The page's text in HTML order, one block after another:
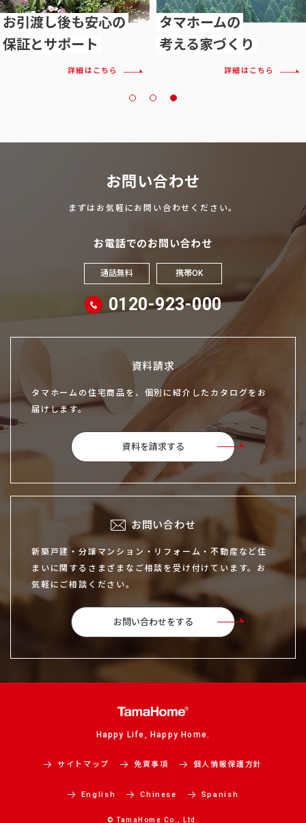
お引渡し後も安心の
保証とサポート
詳細はこちら
タマホームの
考える家づくり
詳細はこちら
お問い合わせ
まずはお気軽にお問い合わせください。
お電話でのお問い合わせ
通話無料 携帯OK
0120-923-000
資料請求
タマホームの住宅商品を、個別に紹介したカタログをお
届けします。
資料を請求する
お問い合わせ
新築戸建・分譲マンション・リフォーム・不動産など住
まいに関するさまざまなご相談を受け付けています。お
気軽にご相談ください。
お問い合わせをする
Happy Life, Happy Home.
サイトマップ 免責事項 個人情報保護方針
English Chinese Spanish
© TamaHome Co., Ltd.